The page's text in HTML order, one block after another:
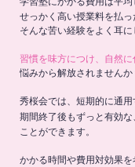
せっかく高い授業料を払っ
そんな苦い経験をよく耳に
習慣を味方につけ、自然
悩みから解放されませんか
秀桜会では、短期的に通用
期間終了後もずっと有効な
ことができます。
かかる時間や費用対効果を